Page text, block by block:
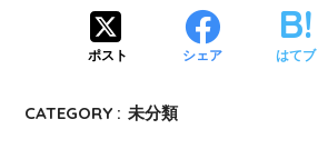
ポスト シェア はてブ
CATEGORY : 未分類